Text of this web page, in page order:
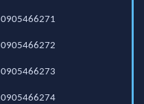
0905466271
0905466272
0905466273
0905466274